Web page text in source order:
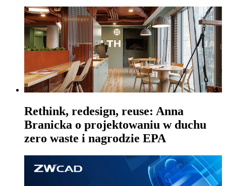
Rethink, redesign, reuse: Anna
Branicka o projektowaniu w duchu
zero waste i nagrodzie EPA